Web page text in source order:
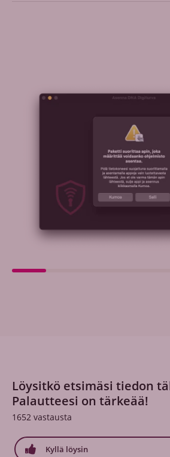
Löysitkö etsimäsi tiedon
Palautteesi on tärkeää!
1652 vastausta
Kyllä löysin